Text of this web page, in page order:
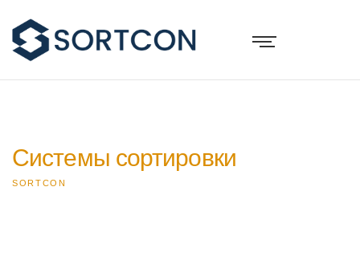
Системы сортировки
SORTCON